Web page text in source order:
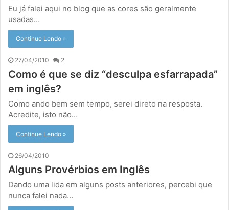
Eu já falei aqui no blog que as cores são geralmente
usadas…
Continue Lendo »
27/04/2010 2
Como é que se diz “desculpa esfarrapada”
em inglês?
Como ando bem sem tempo, serei direto na resposta.
Acredite, isto não…
Continue Lendo »
26/04/2010
Alguns Provérbios em Inglês
Dando uma lida em alguns posts anteriores, percebi que
nunca falei nada…